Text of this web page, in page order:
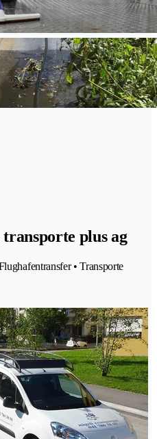
plus ag
• Transporte